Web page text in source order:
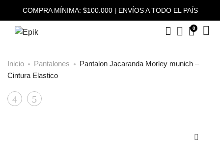
COMPRA MÍNIMA: $100.000 | ENVÍOS A TODO EL PAÍS
0
Inicio Pantalones
Pantalon Jacaranda Morley munich –
Cintura Elastico
Remera
Pantalón